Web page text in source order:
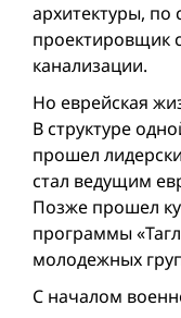
архитектуры, по
проектировщик
канализации.
Но еврейская
В структуре
прошел
стал ведущим
Позже прошел
программы
молодежных
С началом